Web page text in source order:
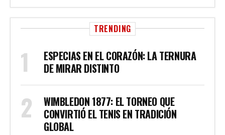
TRENDING
ESPECIAS EN EL CORAZÓN: LA TERNURA
DE MIRAR DISTINTO
WIMBLEDON 1877: EL TORNEO QUE
CONVIRTIÓ EL TENIS EN TRADICIÓN
GLOBAL